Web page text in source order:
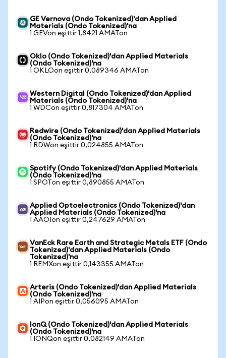
GE Vernova (Ondo Tokenized)'dan Applied
Materials (Ondo Tokenized)'na
1 GEVon eşittir 1,8421 AMATon
Oklo (Ondo Tokenized)'dan Applied Materials
(Ondo Tokenized)'na
1 OKLOon eşittir 0,089346 AMATon
Western Digital (Ondo Tokenized)'dan Applied
Materials (Ondo Tokenized)'na
1 WDCon eşittir 0,817304 AMATon
Redwire (Ondo Tokenized)'dan Applied Materials
(Ondo Tokenized)'na
1 RDWon eşittir 0,024855 AMATon
Spotify (Ondo Tokenized)'dan Applied Materials
(Ondo Tokenized)'na
1 SPOTon eşittir 0,890855 AMATon
Applied Optoelectronics (Ondo Tokenized)'dan
Applied Materials (Ondo Tokenized)'na
1 AAOIon eşittir 0,247629 AMATon
VanEck Rare Earth and Strategic Metals ETF (Ondo
Tokenized)'dan Applied Materials (Ondo
Tokenized)'na
1 REMXon eşittir 0,143355 AMATon
Arteris (Ondo Tokenized)'dan Applied Materials
(Ondo Tokenized)'na
1 AIPon eşittir 0,056095 AMATon
IonQ (Ondo Tokenized)'dan Applied Materials
(Ondo Tokenized)'na
1 IONQon eşittir 0,082149 AMATon